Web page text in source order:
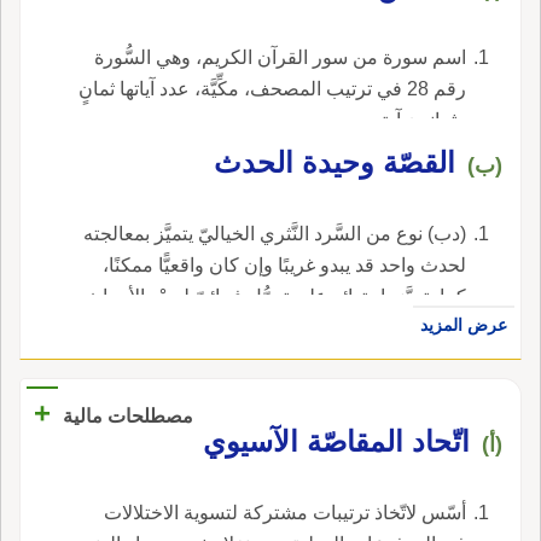
اسم سورة من سور القرآن الكريم، وهي السُّورة
رقم 28 في ترتيب المصحف، مكِّيَّة، عدد آياتها ثمانٍ
وثمانون آية.
(ب) القصّة وحيدة الحدث
(دب) نوع من السَّرد النَّثري الخياليّ يتميَّز بمعالجته
لحدث واحد قد يبدو غريبًا وإن كان واقعيًّا ممكنًا،
كما يتميَّز باحتوائه على تحوُّل فجائيّ لسيْر الأحداث
قبل نهاية القصة.عرض المزيد
مصطلحات مالية +
(أ) اتّحاد المقاصّة الآسيوي
أسّس لاتّخاذ ترتيبات مشتركة لتسوية الاختلالات